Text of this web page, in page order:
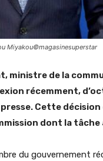
Miyakou©magasinesuperstar
ministre de la
récemment,
Cette
dont la
du gouvernement